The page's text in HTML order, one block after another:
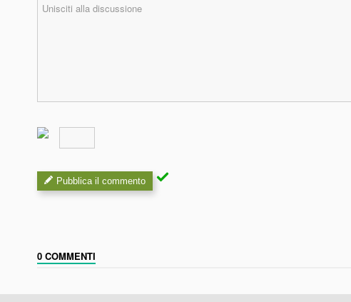
Pubblica il commento
0 COMMENTI